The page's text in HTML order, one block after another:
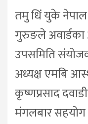
तमु धिं युके नेपाल
गुरुङले अवार्डका
उपसमिति
अध्यक्ष एमबि
कृष्णप्रसाद
मंगलबार सहयोग